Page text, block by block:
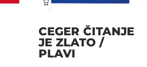
CEGER ČITANJE
JE ZLATO /
PLAVI